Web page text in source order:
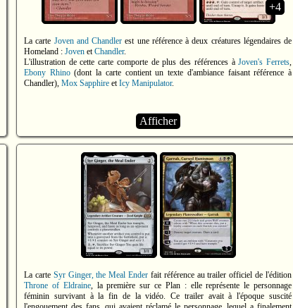
+4
La carte Joven and Chandler est une référence à deux créatures légendaires de
Homeland : Joven etChandler.
L'illustration de cette carte comporte de plus des références àJoven's Ferrets,
Ebony Rhino(dont la carte contient un texte d'ambiance faisant référence à
Chandler), Mox Sapphire etIcy Manipulator.
Afficher
La carte Syr Ginger, the Meal Ender fait référence au trailer officiel de l'édition
Throne of Eldraine, la première sur ce Plan : elle représente le personnage
féminin survivant à la fin de la vidéo. Ce trailer avait à l'époque suscité